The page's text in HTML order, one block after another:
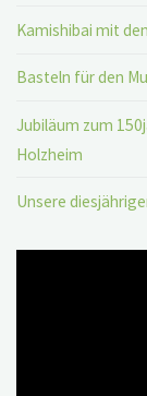
Kamishibai mit
Basteln für den
Jubiläum zum
Holzheim
Unsere